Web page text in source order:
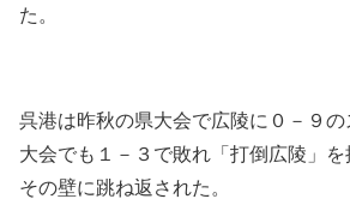
た。
呉港は昨秋の県大会で広陵に０－９
大会でも１－３で敗れ「打倒広陵」
その壁に跳ね返された。